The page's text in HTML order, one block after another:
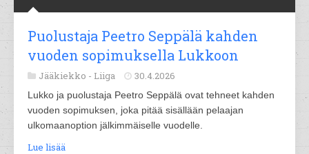
Puolustaja Peetro Seppälä kahden
vuoden sopimuksella Lukkoon
Jääkiekko - Liiga 30.4.2026
Lukko ja puolustaja Peetro Seppälä ovat tehneet kahden
vuoden sopimuksen, joka pitää sisällään pelaajan
ulkomaanoption jälkimmäiselle vuodelle.
Lue lisää